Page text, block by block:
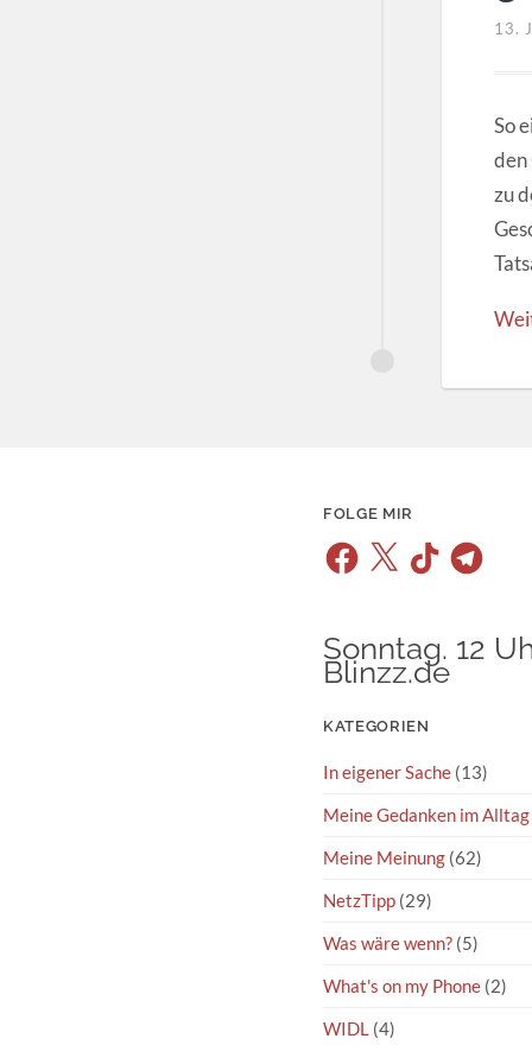
13.
So
den
zu
FOLGE MIR
Facebook
X TikTokTelegram
Sonntag. 12
Blinzz.de
KATEGORIEN
In eigener Sache (13)
Meine Gedanken im Alltag
Meine Meinung (62)
NetzTipp (29)
Was wäre wenn? (5)
What's on my Phone (2)
WIDL (4)